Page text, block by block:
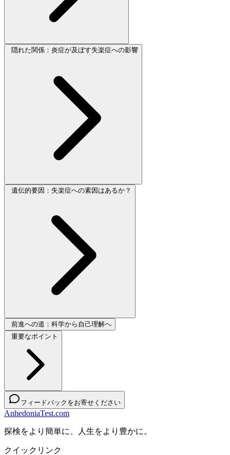
隠れた関係：炎症が及ぼす失楽症への影響
遺伝的要因：失楽症への素因はあるか？
前進への道：科学から自己理解へ
重要なポイント
フィードバックをお寄せください
AnhedoniaTest.com
探検をより簡単に、人生をより豊かに。
クイックリンク